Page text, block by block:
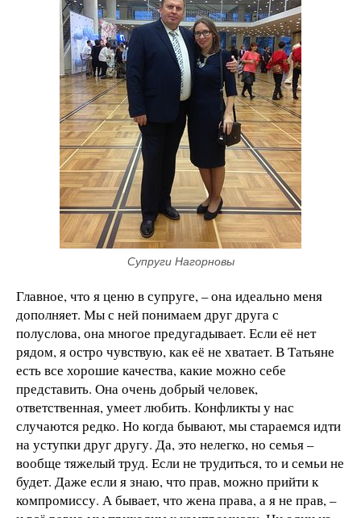
Супруги Нагорновы
Главное, что я ценю в супруге, – она идеально меня
дополняет. Мы с ней понимаем друг друга с
полуслова, она многое предугадывает. Если её нет
рядом, я остро чувствую, как её не хватает. В Татьяне
есть все хорошие качества, какие можно себе
представить. Она очень добрый человек,
ответственная, умеет любить. Конфликты у нас
случаются редко. Но когда бывают, мы стараемся идти
на уступки друг другу. Да, это нелегко, но семья –
вообще тяжелый труд. Если не трудиться, то и семьи не
будет. Даже если я знаю, что прав, можно прийти к
компромиссу. А бывает, что жена права, а я не прав, –